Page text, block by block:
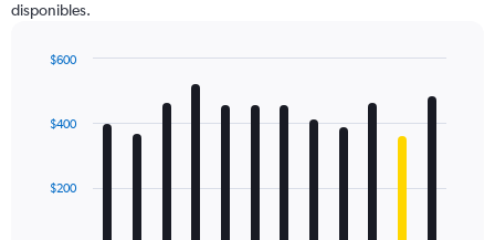
disponibles.
with
12
The
$200
$400
$600